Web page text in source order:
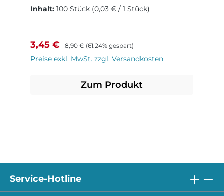
Inhalt: 100 Stück (0,03 € / 1 Stück)
Verkaufspreis:
3,45 € Regulärer Preis:
8,90 € (61.24% gespart)
Preise exkl. MwSt. zzgl. Versandkosten
Zum Produkt
Service-Hotline